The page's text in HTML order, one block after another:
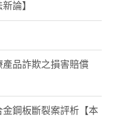
論】
品詐欺之損害賠償
鋼板斷裂案評析【本